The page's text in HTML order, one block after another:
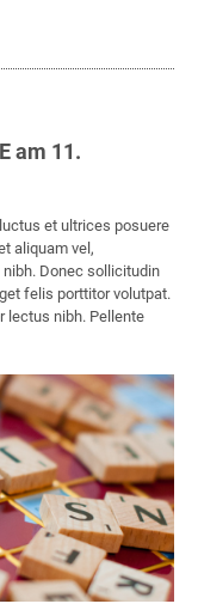
am 11.
et ultrices posuere
aliquam vel,
Donec sollicitudin
felis porttitor volutpat.
lectus nibh. Pellente